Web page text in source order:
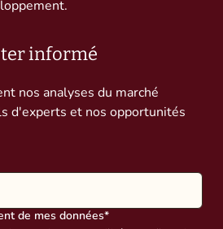
informé
nos analyses du marché
d'experts et nos opportunités
de mes données*